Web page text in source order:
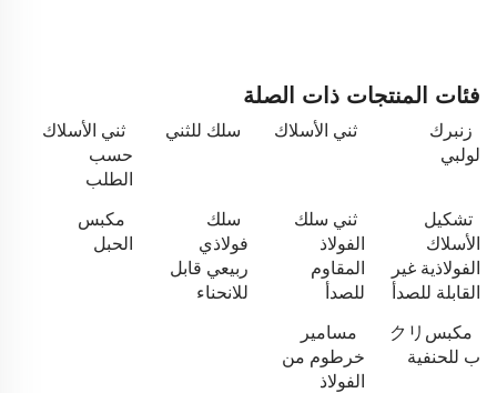
فئات المنتجات ذات الصلة
زنبرك
لولبي
ثني الأسلاك سلك للثني
ثني الأسلاك
حسب
الطلب
تشكيل
الأسلاك
الفولاذية غير
القابلة للصدأ
ثني سلك
الفولاذ
المقاوم
للصدأ
سلك
فولاذي
ربيعي قابل
للانحناء
مكبس
الحبل
مكبسクリ
ب للحنفية
مسامير
خرطوم من
الفولاذ